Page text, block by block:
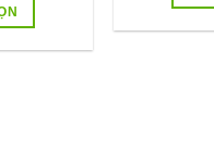
400.000VND